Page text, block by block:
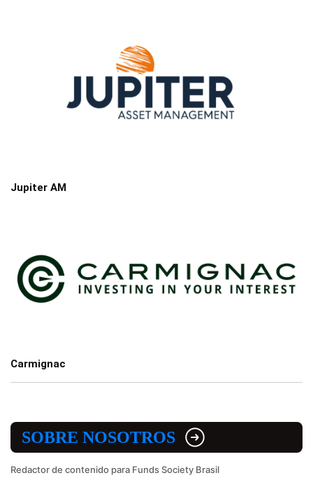
Jupiter AM
Carmignac
SOBRE NOSOTROS
Redactor de contenido para Funds Society Brasil